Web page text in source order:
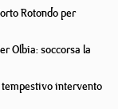
Rotondo per
Olbia: soccorsa la
intervento